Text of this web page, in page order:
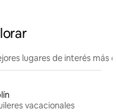
lugares de interés más
vacacionales